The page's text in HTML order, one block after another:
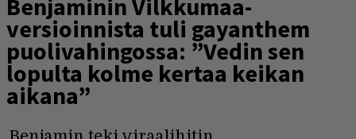
Benjaminin Vilkkumaa-
versioinnista tuli gayanthem
puolivahingossa: ”Vedin sen
lopulta kolme kertaa keikan
aikana”